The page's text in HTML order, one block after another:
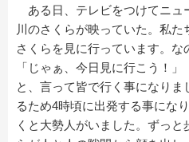
ある日、テレビをつけてニュ
川のさくらが映っていた。私
さくらを見に行っています。な
「じゃぁ、今日見に行こう！」
と、言って皆で行く事になり
るため4時頃に出発する事にな
くと大勢人がいました。ずっと